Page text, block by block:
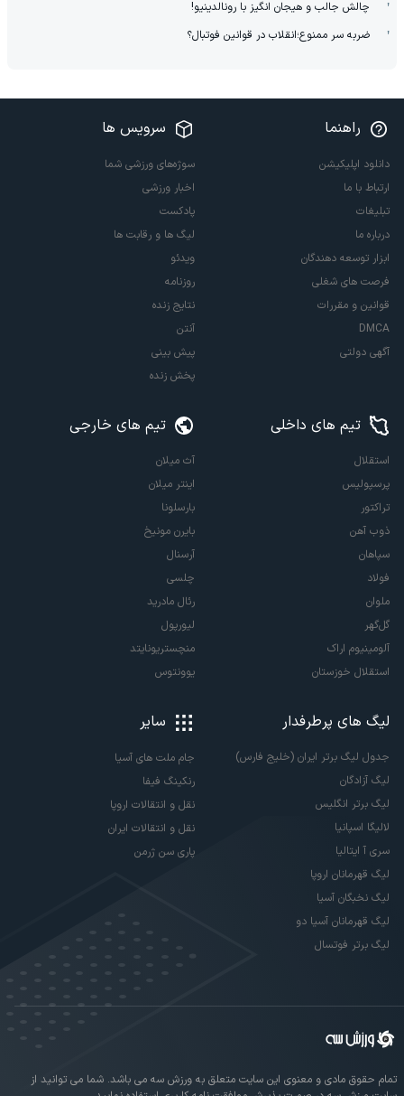
چالش جالب و هیجان انگیز با رونالدینیو!
ضربه سر ممنوع؛انقلاب در قوانین فوتبال؟
راهنما
دانلود اپلیکیشن
ارتباط با ما
تبلیغات
درباره ما
ابزار توسعه دهندگان
فرصت های شغلی
قوانین و مقررات
DMCA
آگهی دولتی
سرویس ها
سوژه‌های ورزشی شما
اخبار ورزشی
پادکست
لیگ ها و رقابت ها
ویدئو
روزنامه
نتایج زنده
آنتن
پیش بینی
پخش زنده
تیم های داخلی
استقلال
پرسپولیس
تراکتور
ذوب آهن
سپاهان
فولاد
ملوان
گل‌گهر
آلومینیوم اراک
استقلال خوزستان
تیم های خارجی
آث میلان
اینتر میلان
بارسلونا
بایرن مونیخ
آرسنال
چلسی
رئال مادرید
لیورپول
منچستریونایتد
یوونتوس
لیگ های پرطرفدار
جدول لیگ برتر ایران (خلیج فارس)
لیگ آزادگان
لیگ برتر انگلیس
لالیگا اسپانیا
سری آ ایتالیا
لیگ قهرمانان اروپا
لیگ نخبگان آسیا
لیگ قهرمانان آسیا دو
لیگ برتر فوتسال
سایر
جام ملت های آسیا
رنکینگ فیفا
نقل و انتقالات اروپا
نقل و انتقالات ایران
پاری سن ژرمن
تمام حقوق مادی و معنوی این سایت متعلق به ورزش سه می باشد. شما می توانید از